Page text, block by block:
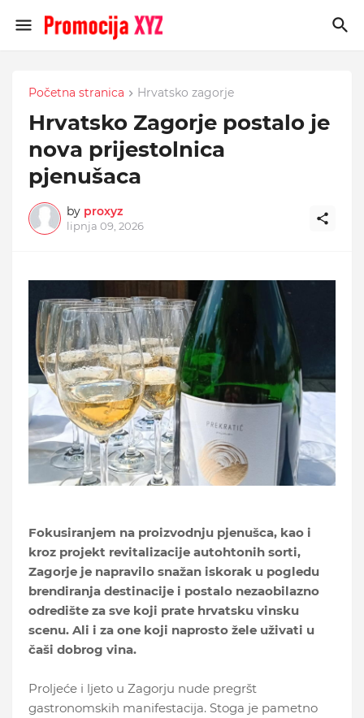
Početna stranica Hrvatsko zagorje
Hrvatsko Zagorje postalo je
nova prijestolnica
pjenušaca
by proxyz
lipnja 09, 2026
Fokusiranjem na proizvodnju pjenušca, kao i
kroz projekt revitalizacije autohtonih sorti,
Zagorje je napravilo snažan iskorak u pogledu
brendiranja destinacije i postalo nezaobilazno
odredište za sve koji prate hrvatsku vinsku
scenu. Ali i za one koji naprosto žele uživati u
čaši dobrog vina.
Proljeće i ljeto u Zagorju nude pregršt
gastronomskih manifestacija. Stoga je pametno